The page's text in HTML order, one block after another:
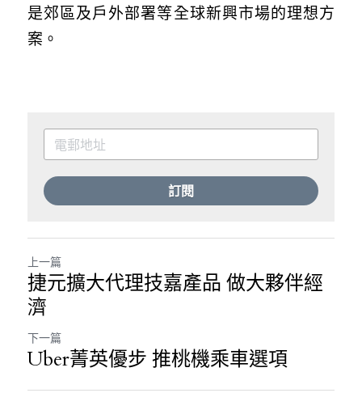
是郊區及戶外部署等全球新興市場的理想方
案。
訂閱
上一篇
捷元擴大代理技嘉產品 做大夥伴經
濟
下一篇
Uber菁英優步 推桃機乘車選項